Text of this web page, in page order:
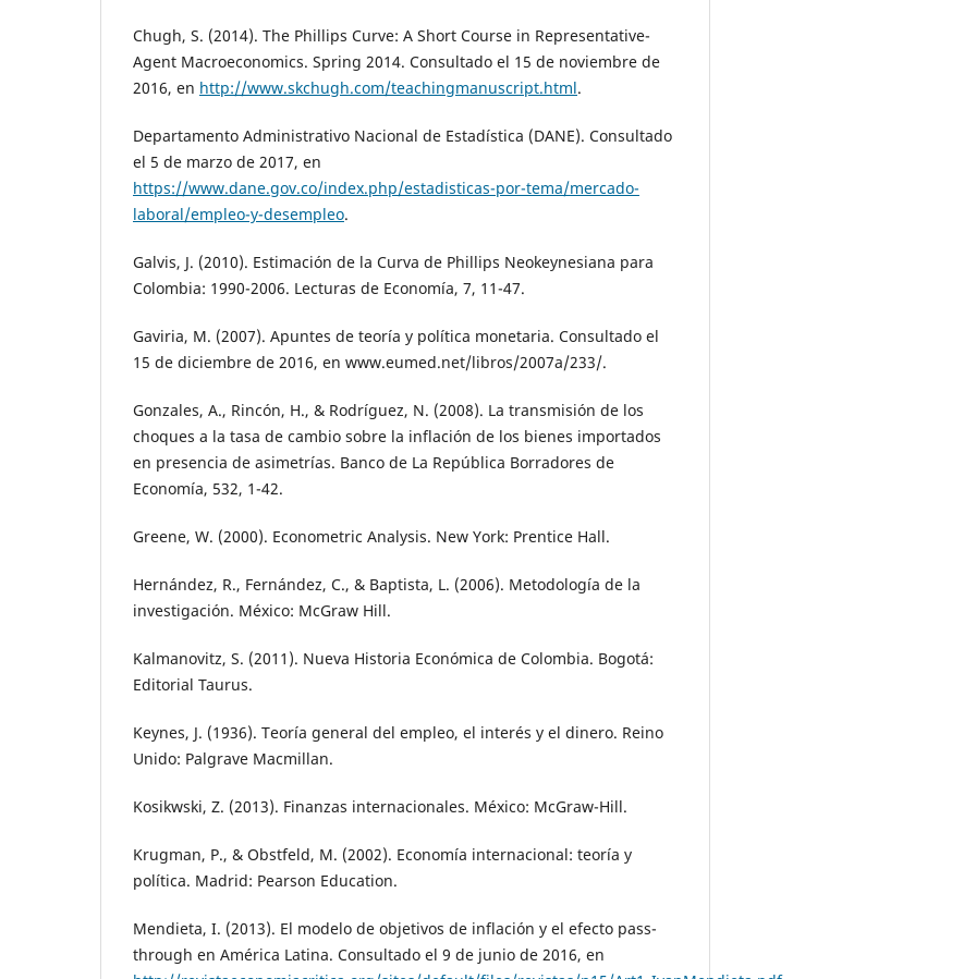
Chugh, S. (2014). The Phillips Curve: A Short Course in Representative-
Agent Macroeconomics. Spring 2014. Consultado el 15 de noviembre de
2016, en http://www.skchugh.com/teachingmanuscript.html.
Departamento Administrativo Nacional de Estadística (DANE). Consultado
el 5 de marzo de 2017, en
https://www.dane.gov.co/index.php/estadisticas-por-tema/mercado-
laboral/empleo-y-desempleo.
Galvis, J. (2010). Estimación de la Curva de Phillips Neokeynesiana para
Colombia: 1990-2006. Lecturas de Economía, 7, 11-47.
Gaviria, M. (2007). Apuntes de teoría y política monetaria. Consultado el
15 de diciembre de 2016, en www.eumed.net/libros/2007a/233/.
Gonzales, A., Rincón, H., & Rodríguez, N. (2008). La transmisión de los
choques a la tasa de cambio sobre la inflación de los bienes importados
en presencia de asimetrías. Banco de La República Borradores de
Economía, 532, 1-42.
Greene, W. (2000). Econometric Analysis. New York: Prentice Hall.
Hernández, R., Fernández, C., & Baptista, L. (2006). Metodología de la
investigación. México: McGraw Hill.
Kalmanovitz, S. (2011). Nueva Historia Económica de Colombia. Bogotá:
Editorial Taurus.
Keynes, J. (1936). Teoría general del empleo, el interés y el dinero. Reino
Unido: Palgrave Macmillan.
Kosikwski, Z. (2013). Finanzas internacionales. México: McGraw-Hill.
Krugman, P., & Obstfeld, M. (2002). Economía internacional: teoría y
política. Madrid: Pearson Education.
Mendieta, I. (2013). El modelo de objetivos de inflación y el efecto pass-
through en América Latina. Consultado el 9 de junio de 2016, en